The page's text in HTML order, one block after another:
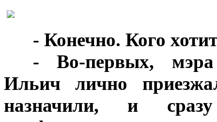
- Конечно. Кого
- Во-первых, мэра
Ильич лично
назначили, и